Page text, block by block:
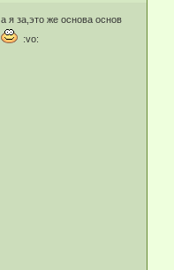
а я за,это же основа основ
:vo: